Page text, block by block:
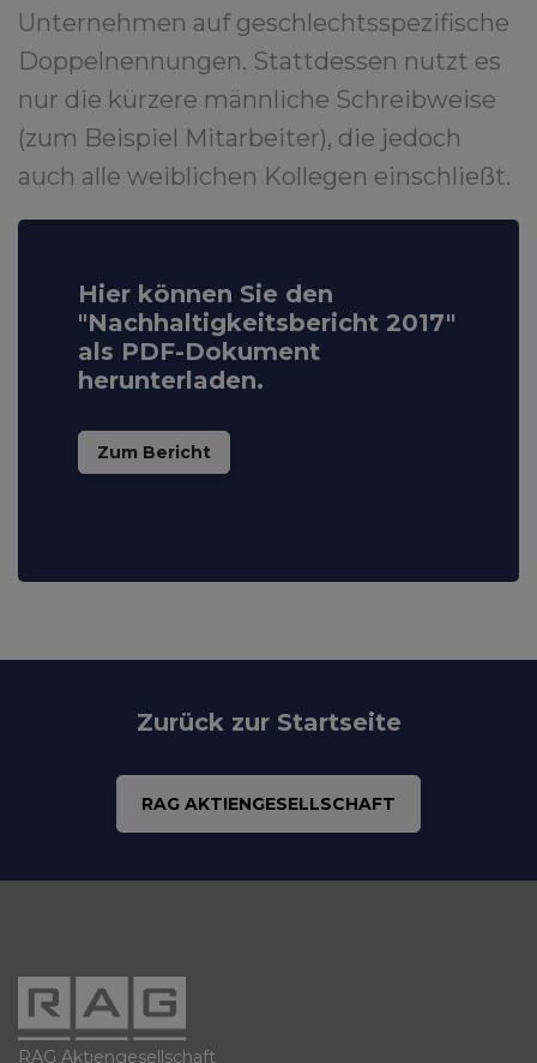
Unternehmen auf geschlechtsspezifische
Doppelnennungen. Stattdessen nutzt es
nur die kürzere männliche Schreibweise
(zum Beispiel Mitarbeiter), die jedoch
auch alle weiblichen Kollegen einschließt.
Hier können Sie den
"Nachhaltigkeitsbericht 2017"
als PDF-Dokument
herunterladen.
Zum Bericht
Zurück zur Startseite
RAG AKTIENGESELLSCHAFT
RAG Aktiengesellschaft